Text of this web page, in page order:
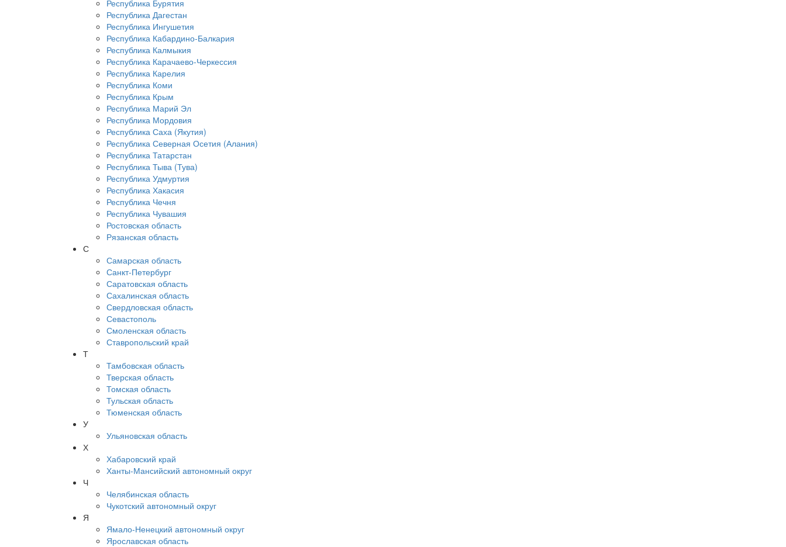
Республика Бурятия
Республика Дагестан
Республика Ингушетия
Республика Кабардино-Балкария
Республика Калмыкия
Республика Карачаево-Черкессия
Республика Карелия
Республика Коми
Республика Крым
Республика Марий Эл
Республика Мордовия
Республика Саха (Якутия)
Республика Северная Осетия (Алания)
Республика Татарстан
Республика Тыва (Тува)
Республика Удмуртия
Республика Хакасия
Республика Чечня
Республика Чувашия
Ростовская область
Рязанская область
С
Самарская область
Санкт-Петербург
Саратовская область
Сахалинская область
Свердловская область
Севастополь
Смоленская область
Ставропольский край
Т
Тамбовская область
Тверская область
Томская область
Тульская область
Тюменская область
У
Ульяновская область
Х
Хабаровский край
Ханты-Мансийский автономный округ
Ч
Челябинская область
Чукотский автономный округ
Я
Ямало-Ненецкий автономный округ
Ярославская область